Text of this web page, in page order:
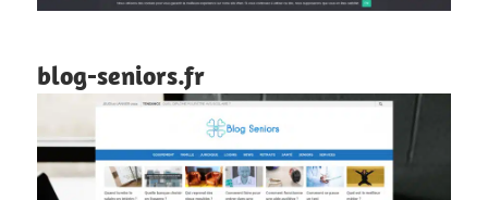
blog-seniors.fr